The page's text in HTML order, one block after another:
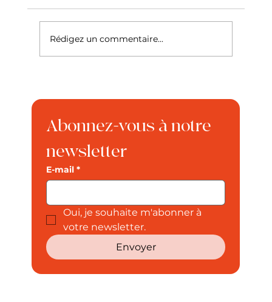
Français : le Top 10 et nos conseils
Rédigez un commentaire...
Abonnez-vous à notre
newsletter
E-mail *
Oui, je souhaite m'abonner à
votre newsletter.
Envoyer